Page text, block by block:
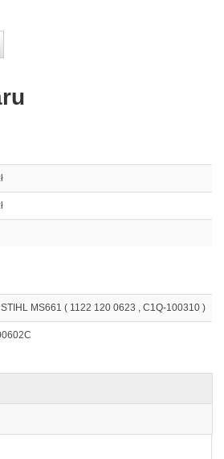
MS661 ( 1122 120 0623 , C1Q-100310 )